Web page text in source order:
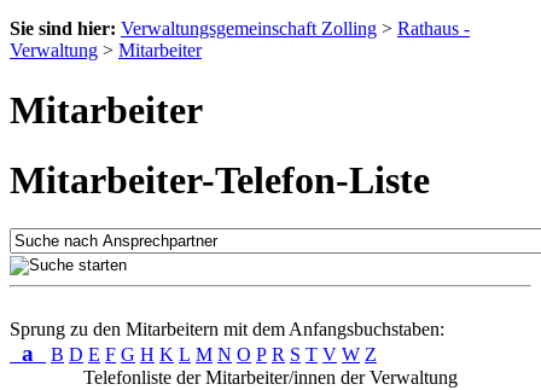
Sie sind hier: Verwaltungsgemeinschaft Zolling > Rathaus -
Verwaltung > Mitarbeiter
Mitarbeiter
Mitarbeiter-Telefon-Liste
Sprung zu den Mitarbeitern mit dem Anfangsbuchstaben:
a B D E F G H K L M N O P R S T V W Z
Telefonliste der Mitarbeiter/innen der Verwaltung